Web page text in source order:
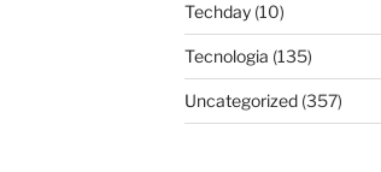
Techday(10)
Tecnologia (135)
Uncategorized(357)